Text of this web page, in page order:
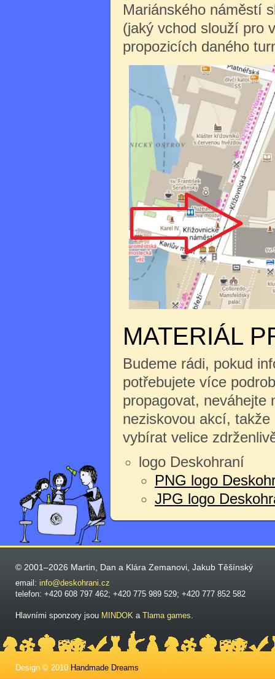
Mariánského náměstí
(jaký vchod slouží pro
propozicích daného
MATERIÁL
Budeme rádi, pokud
potřebujete více
propagovat, neváhejte
neziskovou akcí,
vybírat velice
logo Deskohraní
PNG logo
JPG logo
© 2001–2026 Martin, Dan a Klára Zemanovi, Jakub Těšínský
email: info@deskohrani.cz
telefon: +420 608 797 462; +420 775 989 529; +420 777 852 582
Hlavními sponzory jsou MINDOK a Tlama games
Design © 2010 Handmade Dreams